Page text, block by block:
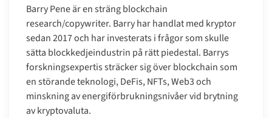
Barry Pene är en sträng blockchain
research/copywriter. Barry har handlat med kryptor
sedan 2017 och har investerats i frågor som skulle
sätta blockkedjeindustrin på rätt piedestal. Barrys
forskningsexpertis sträcker sig över blockchain som
en störande teknologi, DeFis, NFTs, Web3 och
minskning av energiförbrukningsnivåer vid brytning
av kryptovaluta.